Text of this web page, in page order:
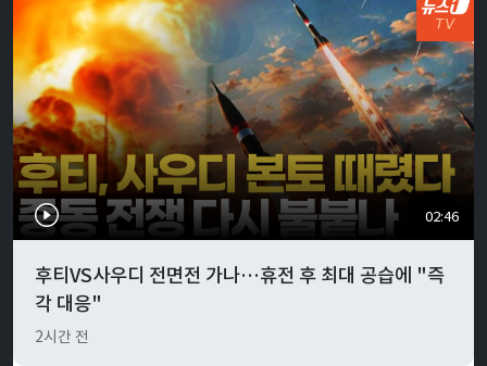
02:46
후티VS사우디 전면전 가나…휴전 후 최대 공습에 "즉
각 대응"
2시간 전